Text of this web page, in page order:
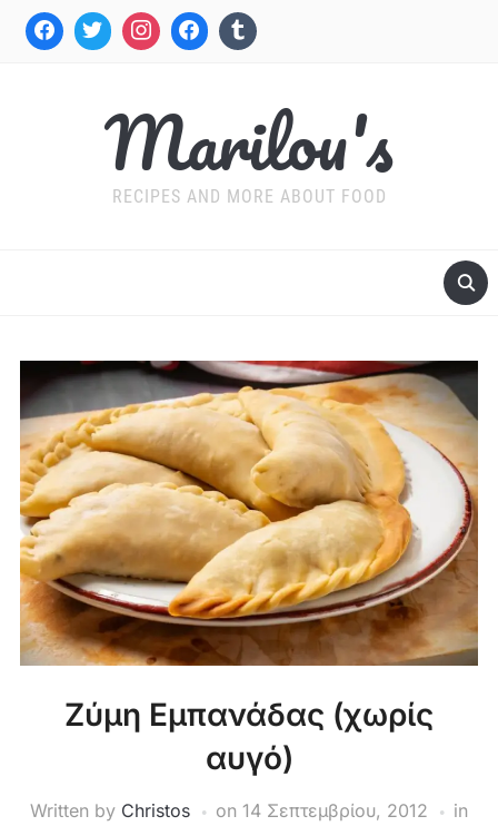
Marilou's
RECIPES AND MORE ABOUT FOOD
Ζύμη Εμπανάδας (χωρίς
αυγό)
Written by Christos on 14 Σεπτεμβρίου, 2012
in